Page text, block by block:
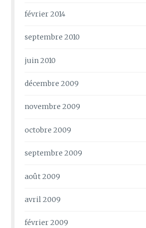
février 2014
septembre 2010
juin 2010
décembre 2009
novembre 2009
octobre 2009
septembre 2009
août 2009
avril 2009
février 2009